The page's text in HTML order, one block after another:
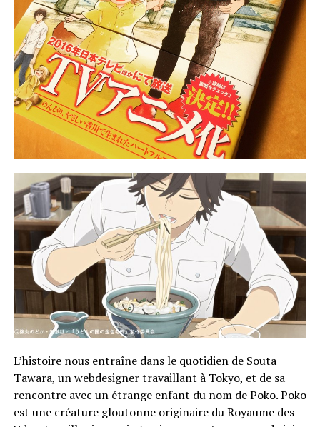
L’histoire nous entraîne dans le quotidien de Souta
Tawara, un webdesigner travaillant à Tokyo, et de sa
rencontre avec un étrange enfant du nom de Poko. Poko
est une créature gloutonne originaire du Royaume des